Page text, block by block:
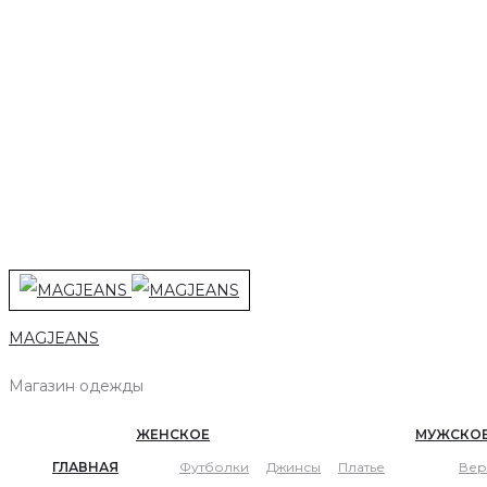
MAGJEANS
Магазин одежды
ГЛАВНАЯ
ЖЕНСКОЕ
Футболки
Джинсы Платье